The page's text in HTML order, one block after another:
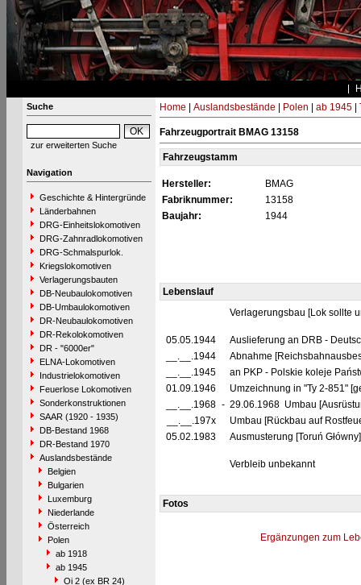
Suche
zur erweiterten Suche
Navigation
Geschichte & Hintergründe
Länderbahnen
DRG-Einheitslokomotiven
DRG-Zahnradlokomotiven
DRG-Schmalspurlok.
Kriegslokomotiven
Verlagerungsbauten
DB-Neubaulokomotiven
DB-Umbaulokomotiven
DR-Neubaulokomotiven
DR-Rekolokomotiven
DR - "6000er"
ELNA-Lokomotiven
Industrielokomotiven
Feuerlose Lokomotiven
Sonderkonstruktionen
SAAR (1920 - 1935)
DB-Bestand 1968
DR-Bestand 1970
Auslandsbestände
Belgien
Bulgarien
Luxemburg
Niederlande
Österreich
Polen
ab 1918
ab 1945
Oi 2 (ex BR 24)
Home Auslandsbestände Polen ab 1945|
Fahrzeugportrait BMAG 13158
Fahrzeugstamm
Hersteller:
BMAG
Fabriknummer:
13158
Baujahr:
1944
Lebenslauf
Verlagerungsbau [Lok sollte
05.05.1944
Auslieferung an DRB -
__.__.1944
Abnahme
__.__.1945
an PKP - Polskie koleje
01.09.1946
Umzeichnung in "Ty 2-851"
__.__.1968 - 29.06.1968 Umbau
__.__.197x
Umbau [Rückbau auf
05.02.1983
Ausmusterung [Toruń Główny]
Verbleib unbekannt
Fotos
Ergänzungen zum